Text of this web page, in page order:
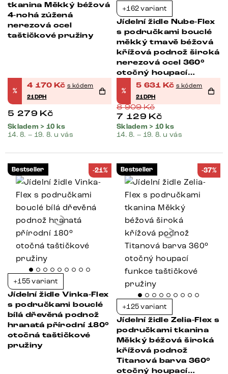
tkanina Měkký béžová
4-nohá zúžená
nerezová ocel
taštičkové pružiny
%
4 170 Kč s kódem
21DPH
5 279 Kč
Skladem > 10 ks
14. 8. – 19. 8. u vás
+162 variant
Jídelní židle Nube-Flex
s područkami bouclé
měkký tmavě béžová
křížová podnož široká
nerezová ocel 360°
otočný houpací
funkce taštičkové
pružiny
%
5 631 Kč s kódem
21DPH
8 909Kč
7 129 Kč
Skladem > 10 ks
14. 8. – 19. 8. u vás
Bestseller -21%
+155 variant
Jídelní židle Vinka-Flex
s područkami bouclé
bílá dřevěná podnož
hranatá přírodní 180°
otočná taštičkové
pružiny
Bestseller -37%
+125 variant
Jídelní židle Zelia-Flex s
područkami tkanina
Měkký béžová široká
křížová podnož
Titanová barva 360°
otočný houpací